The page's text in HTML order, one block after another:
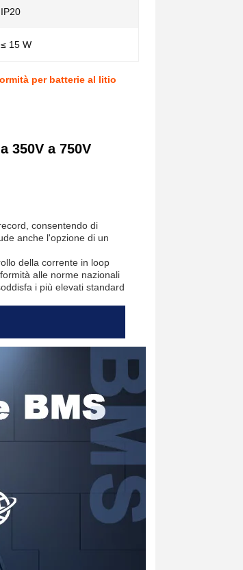
IP20
≤ 15 W
per batterie al litio
350V a 750V
consentendo di
anche l'opzione di un
della corrente in loop
alle norme nazionali
i più elevati standard